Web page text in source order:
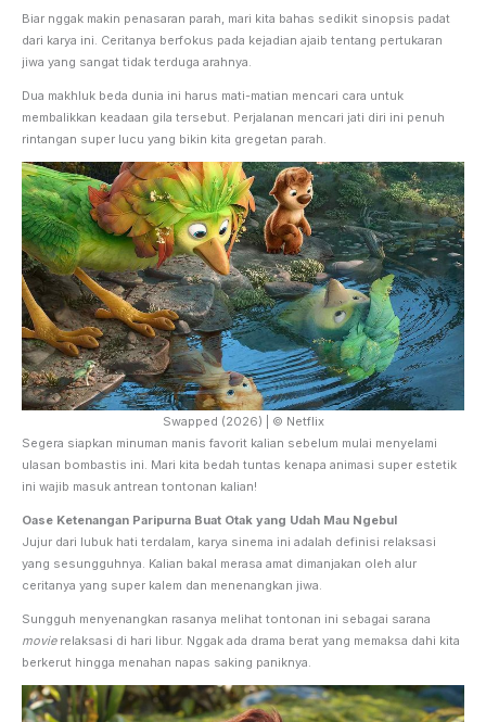
Biar nggak makin penasaran parah, mari kita bahas sedikit sinopsis padat
dari karya ini. Ceritanya berfokus pada kejadian ajaib tentang pertukaran
jiwa yang sangat tidak terduga arahnya.
Dua makhluk beda dunia ini harus mati-matian mencari cara untuk
membalikkan keadaan gila tersebut. Perjalanan mencari jati diri ini penuh
rintangan super lucu yang bikin kita gregetan parah.
Swapped (2026) | © Netflix
Segera siapkan minuman manis favorit kalian sebelum mulai menyelami
ulasan bombastis ini. Mari kita bedah tuntas kenapa animasi super estetik
ini wajib masuk antrean tontonan kalian!
Oase Ketenangan Paripurna Buat Otak yang Udah Mau Ngebul
Jujur dari lubuk hati terdalam, karya sinema ini adalah definisi relaksasi
yang sesungguhnya. Kalian bakal merasa amat dimanjakan oleh alur
ceritanya yang super kalem dan menenangkan jiwa.
Sungguh menyenangkan rasanya melihat tontonan ini sebagai sarana
movierelaksasi di hari libur. Nggak ada drama berat yang memaksa dahi kita
berkerut hingga menahan napas saking paniknya.